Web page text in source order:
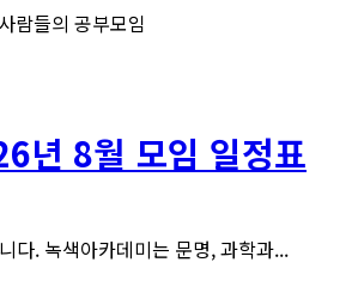
람들의 공부모임
년 8월 모임 일정표
다. 녹색아카데미는 문명, 과학과...